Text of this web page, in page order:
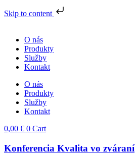
Skip to content
obsah
O nás
Produkty
Služby
Kontakt
O nás
Produkty
Služby
Kontakt
0,00 € 0 Cart
Konferencia Kvalita vo zváraní